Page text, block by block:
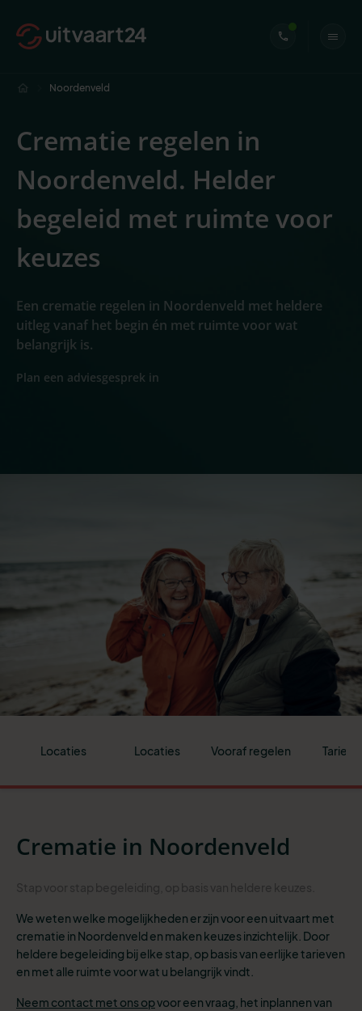
Noordenveld
Crematie regelen in
Noordenveld. Helder
begeleid met ruimte voor
keuzes
Een crematie regelen in Noordenveld met heldere
uitleg vanaf het begin én met ruimte voor wat
belangrijk is.
Plan een adviesgesprek in
Locaties Locaties Vooraf regelen
Crematie in Noordenveld
We weten welke mogelijkheden er zijn voor een uitvaart met
crematie in Noordenveld en maken keuzes inzichtelijk. Door
heldere begeleiding bij elke stap, op basis van eerlijke tarieven
en met alle ruimte voor wat u belangrijk vindt.
Neem contact met ons opvoor een vraag, het inplannen van